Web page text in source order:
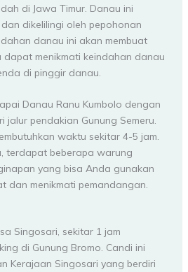
di Jawa Timur. Danau ini
dikelilingi oleh pepohonan
danau ini akan membuat
menikmati keindahan danau
di pinggir danau.
Danau Ranu Kumbolo dengan
jalur pendakian Gunung Semeru.
waktu sekitar 4-5 jam.
terdapat beberapa warung
yang bisa Anda gunakan
dan menikmati pemandangan.
Singosari, sekitar 1 jam
di Gunung Bromo. Candi ini
Kerajaan Singosari yang berdiri